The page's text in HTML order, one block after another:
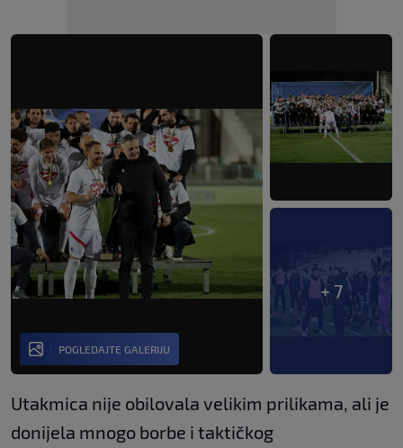
+ 7
POGLEDAJTE GALERIJU
Utakmica nije obilovala velikim prilikama, ali je
donijela mnogo borbe i taktičkog